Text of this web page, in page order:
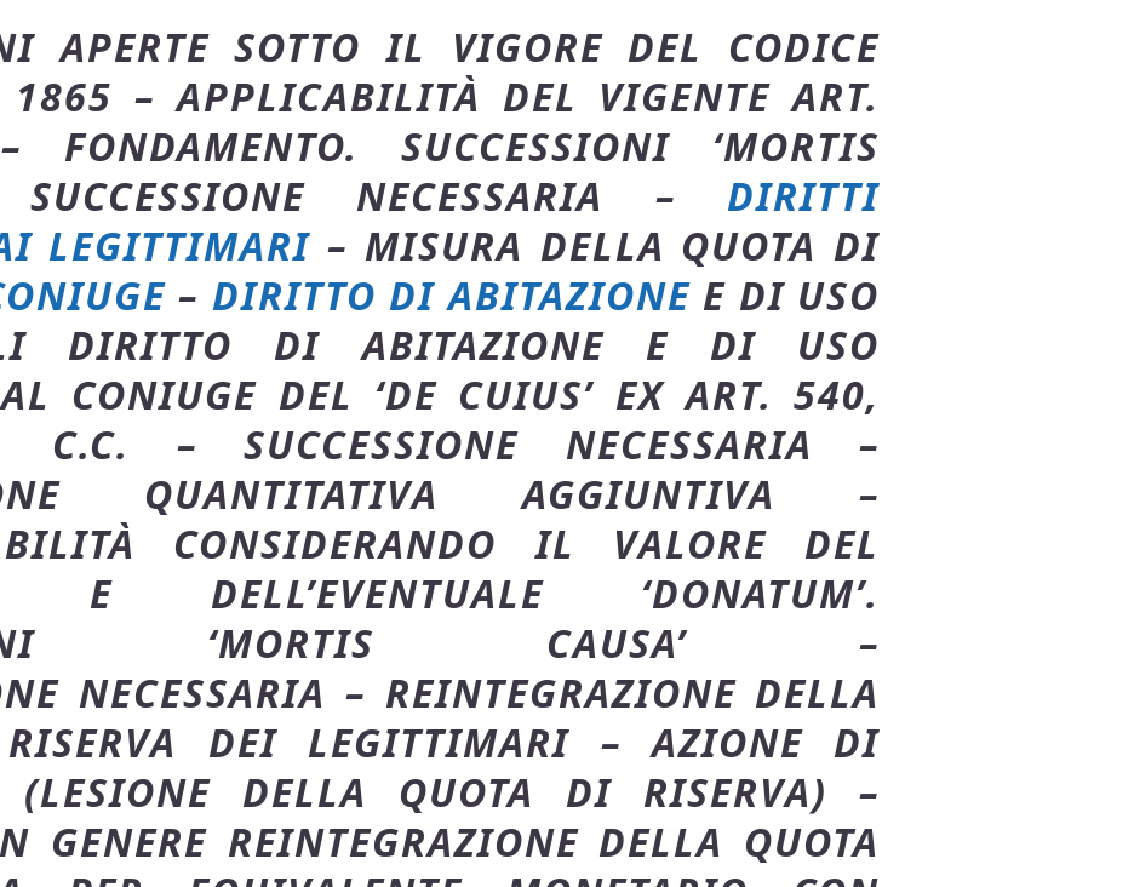
APERTE SOTTO IL VIGORE DEL CODICE
– APPLICABILITÀ DEL VIGENTE ART.
SUCCESSIONI ‘MORTIS
NECESSARIA – DIRITTI
LEGITTIMARI – MISURA DELLA QUOTA DI
– DIRITTO DI ABITAZIONEE DI USO
DIRITTO DI ABITAZIONE E DI USO
CONIUGE DEL ‘DE CUIUS’ EX ART. 540,
C.C. – SUCCESSIONE NECESSARIA –
QUANTITATIVA AGGIUNTIVA –
CONSIDERANDO IL VALORE DEL
E DELL’EVENTUALE ‘DONATUM’.
‘MORTIS CAUSA’ –
NECESSARIA – REINTEGRAZIONE DELLA
DEI LEGITTIMARI – AZIONE DI
(LESIONE DELLA QUOTA DI RISERVA) –
GENERE REINTEGRAZIONE DELLA QUOTA